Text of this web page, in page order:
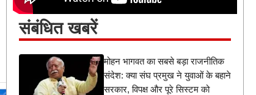
संबंधित खबरें
मोहन भागवत का सबसे बड़ा राजनीतिक
संदेश: क्या संघ प्रमुख ने युवाओं के बहाने
सरकार, विपक्ष और पूरे सिस्टम को